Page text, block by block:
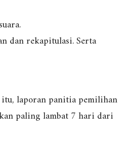
dan rekapitulasi. Serta
laporan panitia pemilihan
paling lambat 7 hari dari